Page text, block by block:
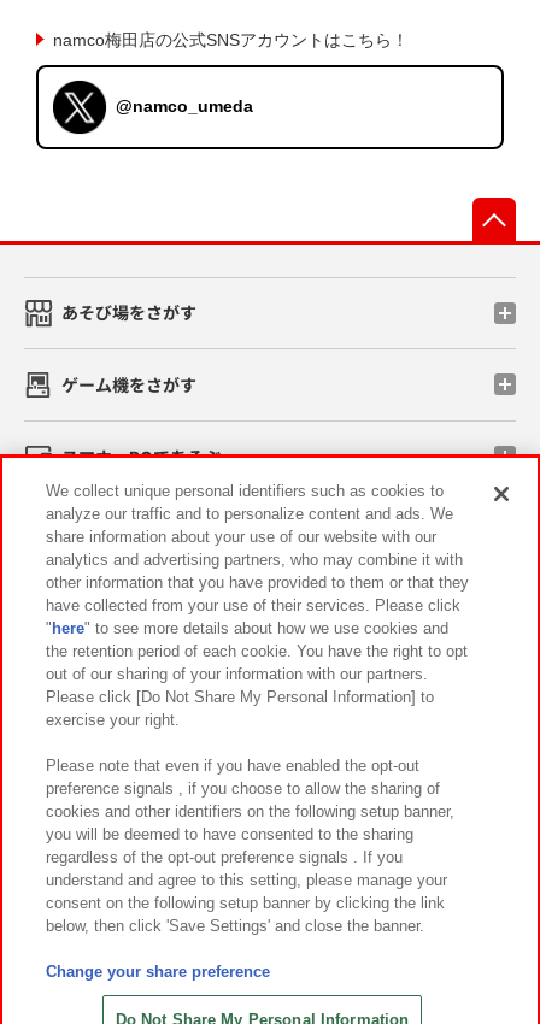
namco梅田店の公式SNSアカウントはこちら！
@namco_umeda
あそび場をさがす
ゲーム機をさがす
スマホ・PCであそぶ
イベント・キャンペーン
関連会社 サステナビリティ サイトポリシー
プライバシーポリシー ウェブアクセシビリティ方針と検証結果
お取引先さまとともに
カスタマーハラスメント対応方針 よくあるご質問・お問い合わせ
©Bandai Namco Amusement Inc.
©Bandai Namco Amusement Lab Inc.
©HANAYASHIKI Co., Ltd. All Rights Reserved.
We collect unique personal identifiers such as cookies to
analyze our traffic and to personalize content and ads. We
share information about your use of our website with our
analytics and advertising partners, who may combine it with
other information that you have provided to them or that they
have collected from your use of their services. Please click
" here" to see more details about how we use cookies and
the retention period of each cookie. You have the right to opt
out of our sharing of your information with our partners.
Please click [Do Not Share My Personal Information] to
exercise your right.
Please note that even if you have enabled the opt-out
preference signals , if you choose to allow the sharing of
cookies and other identifiers on the following setup banner,
you will be deemed to have consented to the sharing
regardless of the opt-out preference signals . If you
understand and agree to this setting, please manage your
consent on the following setup banner by clicking the link
below, then click 'Save Settings' and close the banner.
Change your share preference
Do Not Share My Personal Information